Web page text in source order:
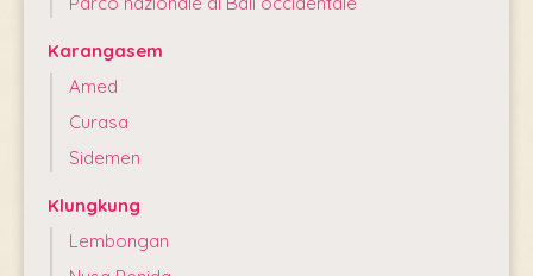
Karangasem
Amed
Curasa
Sidemen
Klungkung
Lembongan